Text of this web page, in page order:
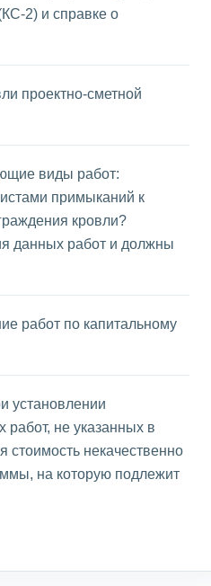
2) и справке о
проектно-сметной
виды работ:
примыканий к
кровли?
данных работ и должны
работ по капитальному
установлении
не указанных в
стоимость некачественно
на которую подлежит